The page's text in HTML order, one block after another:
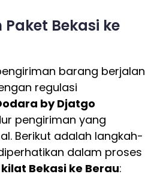
Bekasi ke
barang berjalan
regulasi
by Djatgo
pengiriman yang
Berikut adalah langkah-
dalam proses
Bekasi ke Berau: